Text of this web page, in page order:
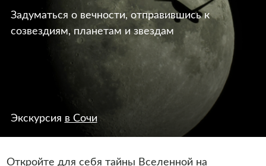
Задуматься о вечности, отправившись к
созвездиям, планетам и звездам
Экскурсия в Сочи
Откройте для себя тайны Вселенной на